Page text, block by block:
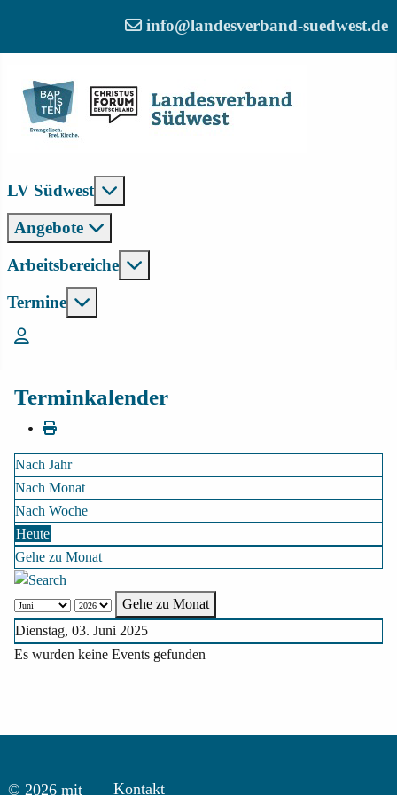
info@landesverband-suedwest.de
LV Südwest
Angebote
Arbeitsbereiche
Termine
Terminkalender
Nach Jahr
Nach Monat
Nach Woche
Heute
Gehe zu Monat
Gehe zu Monat
Dienstag, 03. Juni 2025
Es wurden keine Events gefunden
© 2026 mit Kontakt